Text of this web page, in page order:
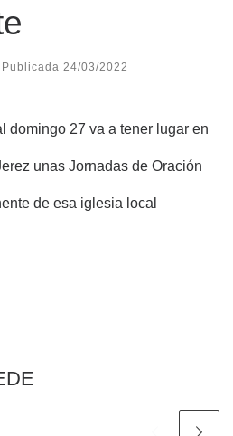
Publicada 24/03/2022
domingo 27 va a tener lugar en
unas Jornadas de Oración
de esa iglesia local